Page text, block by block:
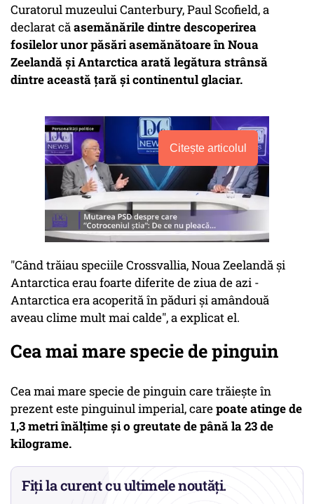
Curatorul muzeului Canterbury, Paul Scofield, a
declarat căasemănăriledintre descoperirea
fosilelor unor păsări asemănătoare în Noua
Zeelandă şi Antarctica arată legătura strânsă
dintre această ţară şi continentul glaciar.
Citește articolul
"Când trăiau speciile Crossvallia, Noua Zeelandă şi
Antarctica erau foarte diferite de ziua de azi -
Antarctica era acoperită în păduri şi amândouă
aveau clime mult mai calde", a explicat el.
Cea mai mare specie de pinguin
Cea mai mare specie de pinguin care trăieşte în
prezent este pinguinul imperial, carepoate atinge de
1,3 metri înălţime şi o greutate de până la 23 de
kilograme.
Fiți la curent cu ultimele noutăți.